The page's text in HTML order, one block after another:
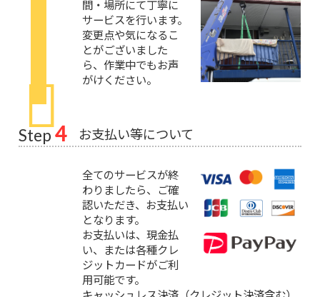
間・場所にて丁寧に
サービスを行います。
変更点や気になるこ
とがございました
ら、作業中でもお声
がけください。
Step 4 お支払い等について
全てのサービスが終
わりましたら、ご確
認いただき、お支払い
となります。
お支払いは、現金払
い、または各種クレ
ジットカードがご利
用可能です。